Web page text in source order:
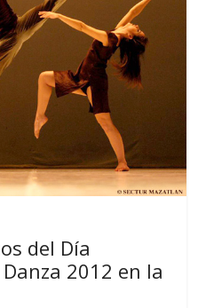
del Día
2012 en la